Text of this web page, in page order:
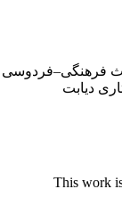
فرهنگی–فردوسی
This work